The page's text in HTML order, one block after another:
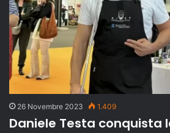
26 Novembre 2023 1.409
Daniele Testa conquista